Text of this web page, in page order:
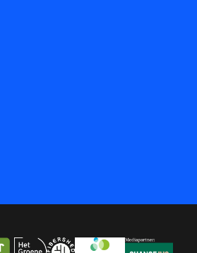
en Waterstaat
Het Groene Brein
Fibershed
Verpact Change Inc.